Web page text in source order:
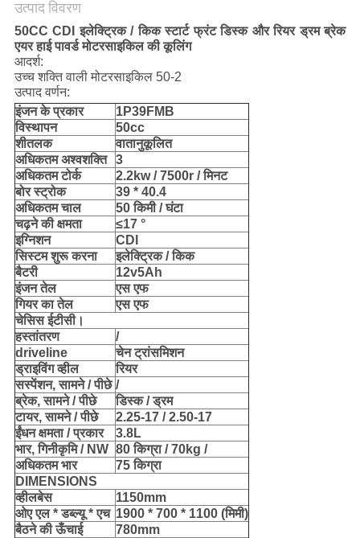
उत्पाद विवरण
50CC CDI इलेक्ट्रिक / किक स्टार्ट फ्रंट डिस्क और रियर ड्रम ब्रेक
एयर हाई पावर्ड मोटरसाइकिल की कूलिंग
आदर्श:
उच्च शक्ति वाली मोटरसाइकिल 50-2
उत्पाद वर्णन:
इंजन के प्रकार
1P39FMB
विस्थापन
50cc
शीतलक
वातानुकूलित
अधिकतम अश्वशक्ति
3
अधिकतम टोर्क
2.2kw / 7500r / मिनट
बोर स्ट्रोक
39 * 40.4
अधिकतम चाल
50 किमी / घंटा
चढ़ने की क्षमता
≤17 °
इग्निशन
CDI
सिस्टम शुरू करना
इलेक्ट्रिक / किक
बैटरी
12v5Ah
इंजन तेल
एस एफ
गियर का तेल
एस एफ
चेसिस ईटीसी।
हस्तांतरण
/
driveline
चेन ट्रांसमिशन
ड्राइविंग व्हील
रियर
सस्पेंशन, सामने / पीछे /
ब्रेक, सामने / पीछे
डिस्क / ड्रम
टायर, सामने / पीछे
2.25-17 / 2.50-17
ईंधन क्षमता / प्रकार
3.8L
भार, गिनीकृमि / NW 80 किग्रा / 70kg /
अधिकतम भार
75 किग्रा
DIMENSIONS
व्हीलबेस
1150mm
ओए एल * डब्ल्यू * एच 1900 * 700 * 1100 (मिमी)
बैठने की ऊँचाई
780mm